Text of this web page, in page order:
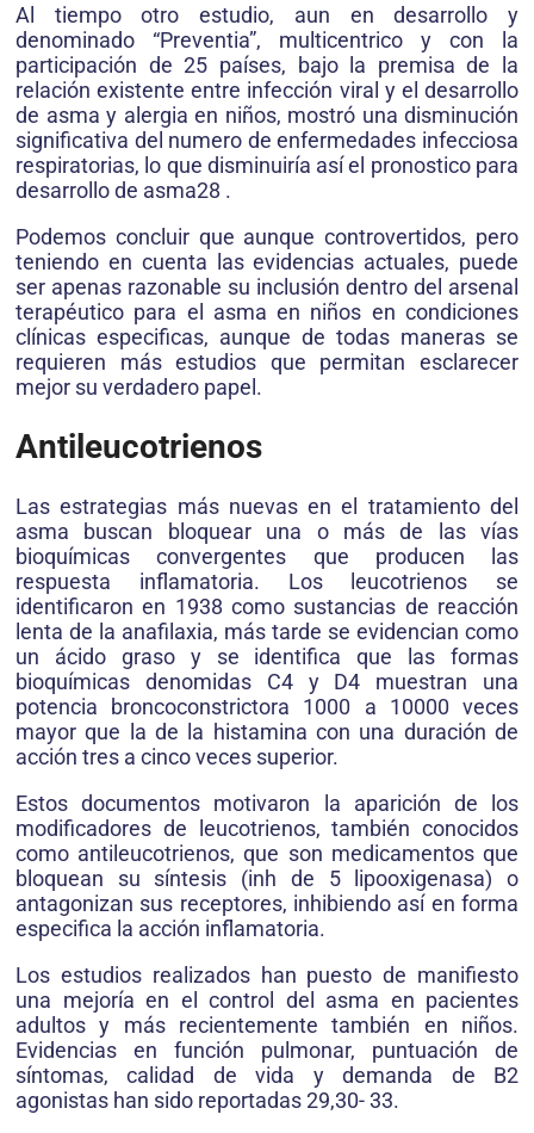
Al tiempo otro estudio, aun en desarrollo y
denominado “Preventia”, multicentrico y con la
participación de 25 países, bajo la premisa de la
relación existente entre infección viral y el desarrollo
de asma y alergia en niños, mostró una disminución
significativa del numero de enfermedades infecciosa
respiratorias, lo que disminuiría así el pronostico para
desarrollo de asma28 .
Podemos concluir que aunque controvertidos, pero
teniendo en cuenta las evidencias actuales, puede
ser apenas razonable su inclusión dentro del arsenal
terapéutico para el asma en niños en condiciones
clínicas especificas, aunque de todas maneras se
requieren más estudios que permitan esclarecer
mejor su verdadero papel.
Antileucotrienos
Las estrategias más nuevas en el tratamiento del
asma buscan bloquear una o más de las vías
bioquímicas convergentes que producen las
respuesta inflamatoria. Los leucotrienos se
identificaron en 1938 como sustancias de reacción
lenta de la anafilaxia, más tarde se evidencian como
un ácido graso y se identifica que las formas
bioquímicas denomidas C4 y D4 muestran una
potencia broncoconstrictora 1000 a 10000 veces
mayor que la de la histamina con una duración de
acción tres a cinco veces superior.
Estos documentos motivaron la aparición de los
modificadores de leucotrienos, también conocidos
como antileucotrienos, que son medicamentos que
bloquean su síntesis (inh de 5 lipooxigenasa) o
antagonizan sus receptores, inhibiendo así en forma
especifica la acción inflamatoria.
Los estudios realizados han puesto de manifiesto
una mejoría en el control del asma en pacientes
adultos y más recientemente también en niños.
Evidencias en función pulmonar, puntuación de
síntomas, calidad de vida y demanda de B2
agonistas han sido reportadas 29,30- 33.